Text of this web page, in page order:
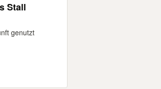
Stall
genutzt